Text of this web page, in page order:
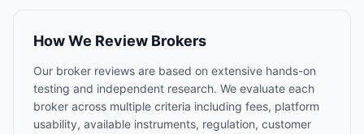
How We Review Brokers
Our broker reviews are based on extensive hands-on
testing and independent research. We evaluate each
broker across multiple criteria including fees, platform
usability, available instruments, regulation, customer